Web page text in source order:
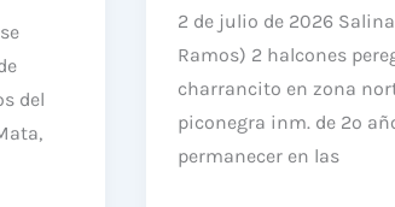
del
2 de julio de 2026
Ramos) 2 halcones
charrancito en zona
piconegra inm. de 2º
permanecer en las